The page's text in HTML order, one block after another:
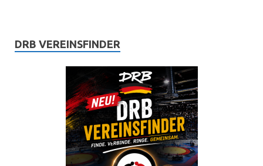
DRB VEREINSFINDER